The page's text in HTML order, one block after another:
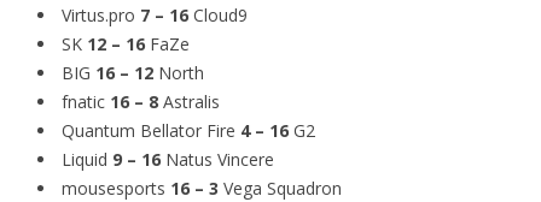
Virtus.pro 7 – 16 Cloud9
SK 12 – 16 FaZe
BIG 16 – 12 North
fnatic 16 – 8 Astralis
Quantum Bellator Fire 4 – 16 G2
Liquid 9 – 16 Natus Vincere
mousesports 16 – 3 Vega Squadron